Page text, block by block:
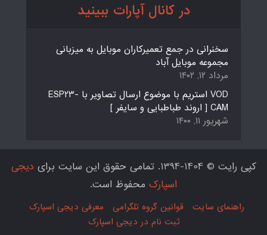
در کانال آپارات ببینید
سخنرانی در جمع تعمیرکاران موبایل به میزبانی
مجموعه موبایل آباد
مرداد ۱۲, ۱۴۰۲
VOD استریم با موضوع ارسال تصاویر با ESP23-
CAM [ اروند طباطبایی و سایفر ]
شهریور ۱۱, ۱۴۰۰
کپی رایت © 1404-1394. تمامی حقوق این سایت برای
دیجی
اسپارک محفوظ است.
راهنمای سایت قوانین گروه تلگرامی
معرفی دیجی اسپارک
ثبت نام در دیجی اسپارک